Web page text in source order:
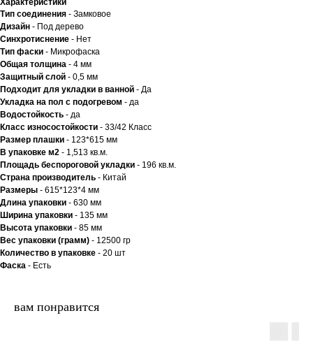
Характеристики
Тип соединения - Замковое
Дизайн - Под дерево
Синхротиснение - Нет
Тип фаски - Микрофаска
Общая толщина - 4 мм
Защитный слой - 0,5 мм
Подходит для укладки в ванной - Да
Укладка на пол c подогревом - да
Водостойкость - да
Класс износостойкости - 33/42 Класс
Размер плашки - 123*615 мм
В упаковке м2 - 1,513 кв.м.
Площадь беспороговой укладки - 196 кв.м.
Страна производитель - Китай
Размеры - 615*123*4 мм
Длина упаковки - 630 мм
Ширина упаковки - 135 мм
Высота упаковки - 85 мм
Вес упаковки (грамм) - 12500 гр
Количество в упаковке - 20 шт
Фаска - Есть
вам понравится